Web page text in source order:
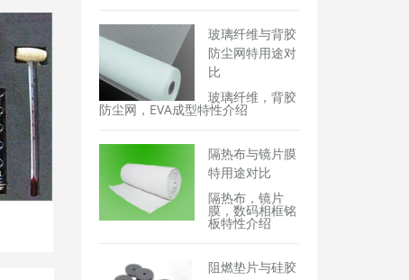
玻璃纤维与背胶
防尘网特用途对
比
玻璃纤维，背胶
防尘网，EVA成型特性介绍
隔热布与镜片膜
特用途对比
隔热布，镜片
膜，数码相框铭
板特性介绍
阻燃垫片与硅胶